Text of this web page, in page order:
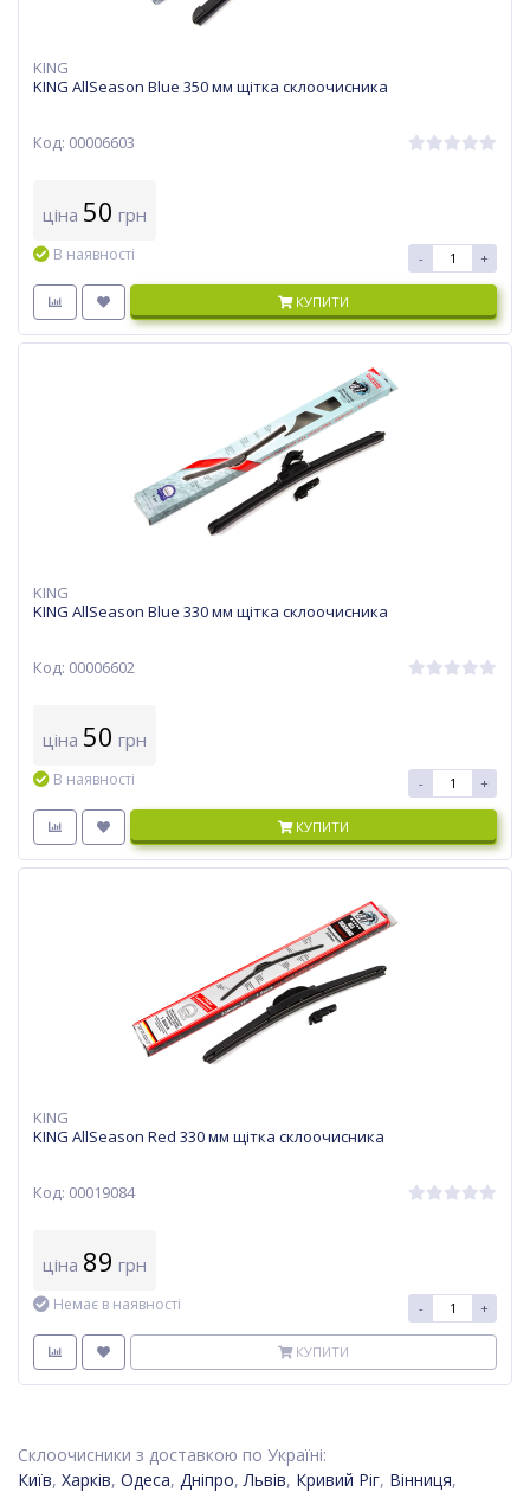
KING
KING AllSeason Blue 350 мм щітка склоочисника
Код: 00006603
ціна 50 грн
В наявності - +
КУПИТИ
KING
KING AllSeason Blue 330 мм щітка склоочисника
Код: 00006602
ціна 50 грн
В наявності - +
КУПИТИ
KING
KING AllSeason Red 330 мм щітка склоочисника
Код: 00019084
ціна 89 грн
Немає в наявності - +
КУПИТИ
Склоочисники з доставкою по Україні:
Київ, Харків, Одеса, Дніпро,Львів, Кривий Ріг, Вінниця,